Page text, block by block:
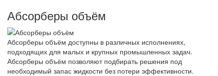
Абсорберы объём
Абсорберы объём доступны в различных исполнениях,
подходящих для малых и крупных промышленных задач.
Абсорберы объём позволяют подбирать решения под
необходимый запас жидкости без потери эффективности.